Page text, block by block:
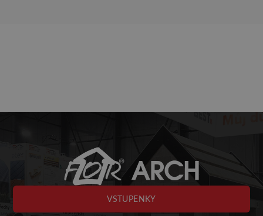
VSTUPENKY